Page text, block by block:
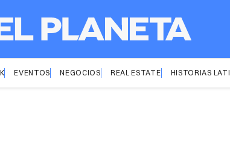
EVENTOS NEGOCIOS REAL ESTATE HISTORIAS